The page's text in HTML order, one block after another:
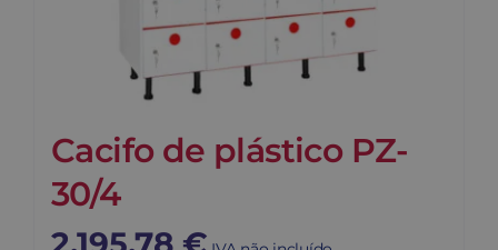
Cacifo de plástico PZ-
30/4